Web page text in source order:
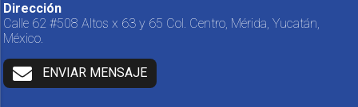
Dirección
Calle 62 #508 Altos x 63 y 65 Col. Centro, Mérida, Yucatán,
México.
ENVIAR MENSAJE